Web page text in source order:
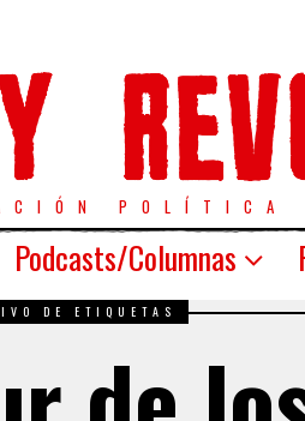
POLÍTICA
Podcasts/Columnas
DE ETIQUETAS